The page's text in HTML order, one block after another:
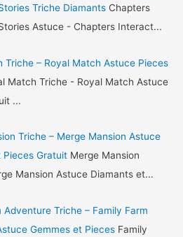
Triche Diamants Chapters
Astuce - Chapters Interact...
Triche – Royal Match Astuce Pieces
Match Triche - Royal Match Astuce
...
Triche – Merge Mansion Astuce
Pieces Gratuit Merge Mansion
Mansion Astuce Diamants et...
Adventure Triche – Family Farm
Gemmes et Pieces Family